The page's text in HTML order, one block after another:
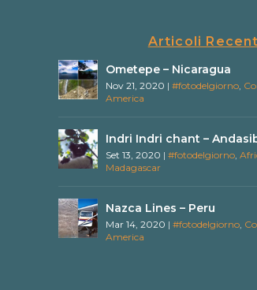
Articoli
Ometepe – Nicaragua
Nov 21, 2020 |#fotodelgiorno,
America
Indri Indri chant –
Set 13, 2020 |#fotodelgiorno,
Madagascar
Nazca Lines – Peru
Mar 14, 2020 |#fotodelgiorno,
America